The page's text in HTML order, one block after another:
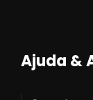
Ajuda &